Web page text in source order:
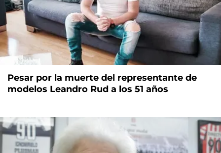
Pesar por la muerte del representante de
modelos Leandro Rud a los 51 años